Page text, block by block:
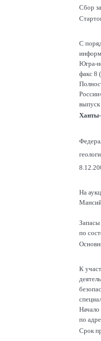
Сбор
С
Югра-
факс 8
выпуск
На
Запасы
по
К
Начало
по
Срок